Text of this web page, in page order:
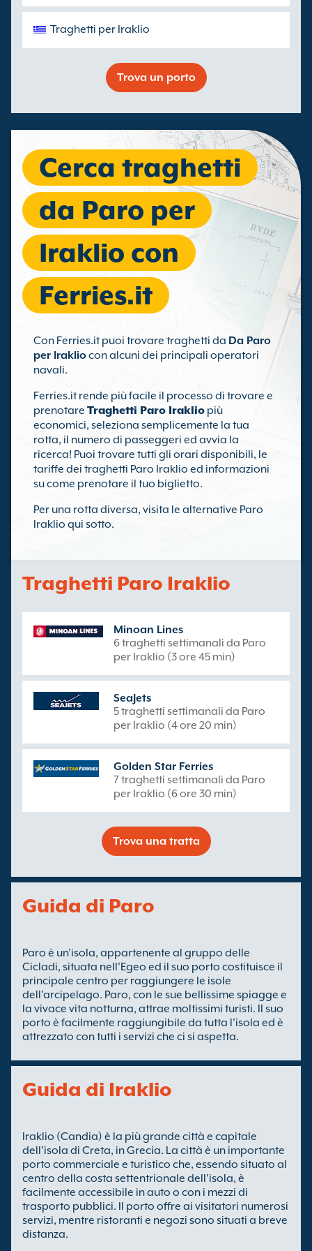
Traghetti per Iraklio
Trova un porto
Cerca traghetti
da Paro per
Iraklio con
Ferries.it
Con Ferries.it puoi trovare traghetti da Da Paro
per Irakliocon alcuni dei principali operatori
navali.
Ferries.it rende più facile il processo di trovare e
prenotare Traghetti Paro Iraklio più
economici, seleziona semplicemente la tua
rotta, il numero di passeggeri ed avvia la
ricerca! Puoi trovare tutti gli orari disponibili, le
tariffe dei traghetti Paro Iraklio ed informazioni
su come prenotare il tuo biglietto.
Per una rotta diversa, visita le alternative Paro
Iraklio qui sotto.
Traghetti Paro Iraklio
Minoan Lines
6 traghetti settimanali da Paro
per Iraklio (3 ore 45 min)
SeaJets
5 traghetti settimanali da Paro
per Iraklio (4 ore 20 min)
Golden Star Ferries
7 traghetti settimanali da Paro
per Iraklio (6 ore 30 min)
Trova una tratta
Guida di Paro
Paro è un'isola, appartenente al gruppo delle
Cicladi, situata nell'Egeo ed il suo porto costituisce il
principale centro per raggiungere le isole
dell'arcipelago. Paro, con le sue bellissime spiagge e
la vivace vita notturna, attrae moltissimi turisti. Il suo
porto è facilmente raggiungibile da tutta l'isola ed è
attrezzato con tutti i servizi che ci si aspetta.
Guida di Iraklio
Iraklio (Candia) è la più grande città e capitale
dell'isola di Creta, in Grecia. La città è un importante
porto commerciale e turistico che, essendo situato al
centro della costa settentrionale dell'isola, è
facilmente accessibile in auto o con i mezzi di
trasporto pubblici. Il porto offre ai visitatori numerosi
servizi, mentre ristoranti e negozi sono situati a breve
distanza.